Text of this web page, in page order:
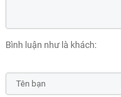
Bình luận như là khách: